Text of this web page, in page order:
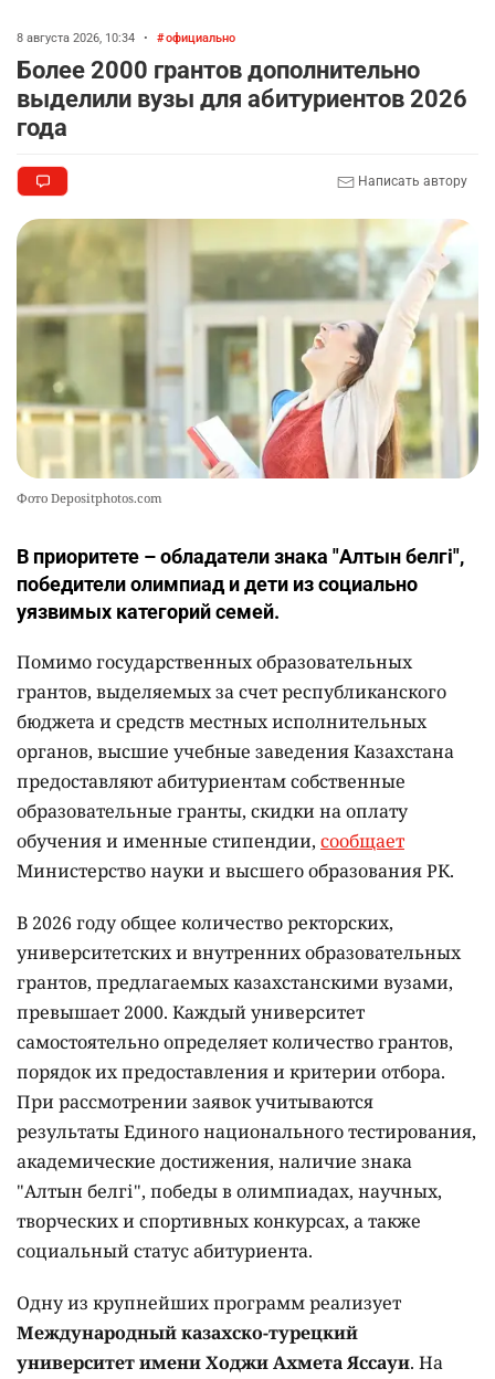
8 августа 2026, 10:34 • официально
Более 2000 грантов дополнительно
выделили вузы для абитуриентов 2026
года
Написать автору
Фото Depositphotos.com
В приоритете – обладатели знака "Алтын белгі",
победители олимпиад и дети из социально
уязвимых категорий семей.
Помимо государственных образовательных
грантов, выделяемых за счет республиканского
бюджета и средств местных исполнительных
органов, высшие учебные заведения Казахстана
предоставляют абитуриентам собственные
образовательные гранты, скидки на оплату
обучения и именные стипендии, сообщает
Министерство науки и высшего образования РК.
В 2026 году общее количество ректорских,
университетских и внутренних образовательных
грантов, предлагаемых казахстанскими вузами,
превышает 2000. Каждый университет
самостоятельно определяет количество грантов,
порядок их предоставления и критерии отбора.
При рассмотрении заявок учитываются
результаты Единого национального тестирования,
академические достижения, наличие знака
"Алтын белгі", победы в олимпиадах, научных,
творческих и спортивных конкурсах, а также
социальный статус абитуриента.
Одну из крупнейших программ реализует
Международный казахско-турецкий
университет имени Ходжи Ахмета Яссауи. На